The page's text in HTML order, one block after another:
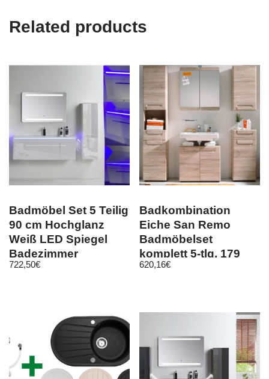
Related products
Badmöbel Set 5 Teilig
90 cm Hochglanz
Weiß LED Spiegel
Badezimmer
Badschrank
722,50€
Badkombination
Eiche San Remo
Badmöbelset
komplett 5-tlg. 179
cm Badmöbel Malea
620,16€